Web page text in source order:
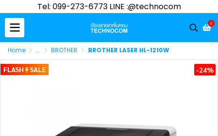
Tel: 099-273-6773 LINE :@technocom
0
Home ... BROTHER BROTHER LASER HL-1210W
FLASH SALE -24%